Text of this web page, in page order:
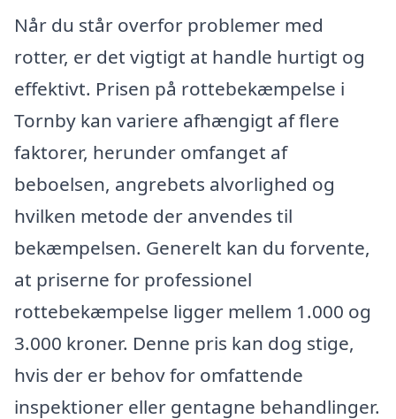
Når du står overfor problemer med
rotter, er det vigtigt at handle hurtigt og
effektivt. Prisen på rottebekæmpelse i
Tornby kan variere afhængigt af flere
faktorer, herunder omfanget af
beboelsen, angrebets alvorlighed og
hvilken metode der anvendes til
bekæmpelsen. Generelt kan du forvente,
at priserne for professionel
rottebekæmpelse ligger mellem 1.000 og
3.000 kroner. Denne pris kan dog stige,
hvis der er behov for omfattende
inspektioner eller gentagne behandlinger.